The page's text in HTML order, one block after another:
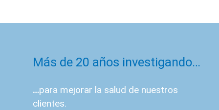
Más de 20 años investigando…
…para mejorar la salud de nuestros
clientes.